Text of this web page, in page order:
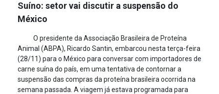
Suíno: setor vai discutir a suspensão do
México
O presidente da Associação Brasileira de Proteína
Animal (ABPA), Ricardo Santin, embarcou nesta terça-feira
(28/11) para o México para conversar com importadores de
carne suína do país, em uma tentativa de contornar a
suspensão das compras da proteína brasileira ocorrida na
semana passada. A viagem já estava programada para